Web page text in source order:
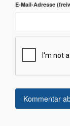
E-Mail-Adresse